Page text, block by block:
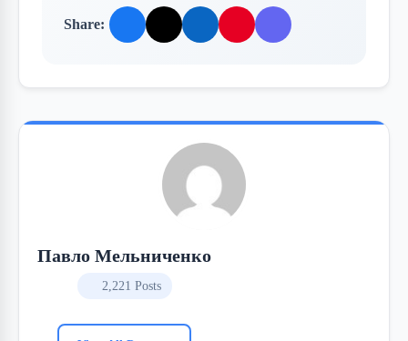
Share:
Павло Мельниченко
2,221 Posts